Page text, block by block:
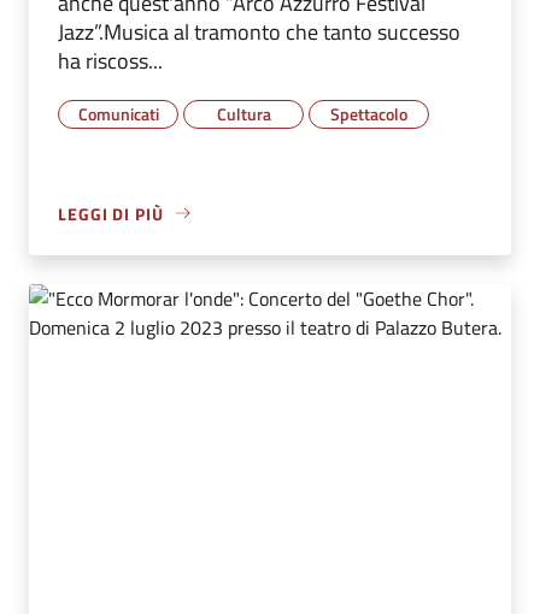
Jazz”.Musica al tramonto che tanto successo
ha riscoss...
Comunicati Cultura Spettacolo
LEGGI DI PIÙ